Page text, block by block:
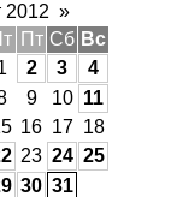
2012 »
Пт Сб Вс
2 3
4
9 10 11
16 17 18
23 24 25
30 31